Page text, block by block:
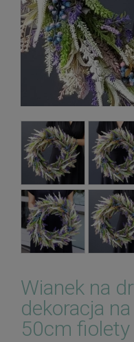
Wianek na
dekoracja
50cm fiolety